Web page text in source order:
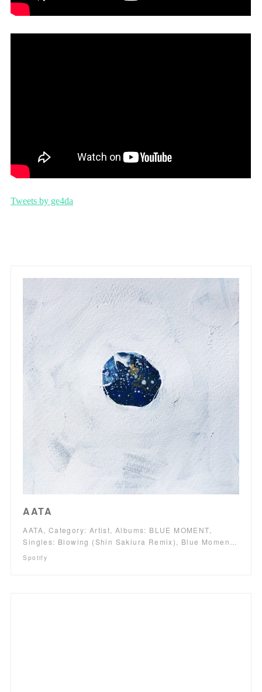
AATA
AATA, Category: Artist, Albums: BLUE MOMENT,
Singles: Blowing (Shin Sakiura Remix), Blue Momen…
Spotify